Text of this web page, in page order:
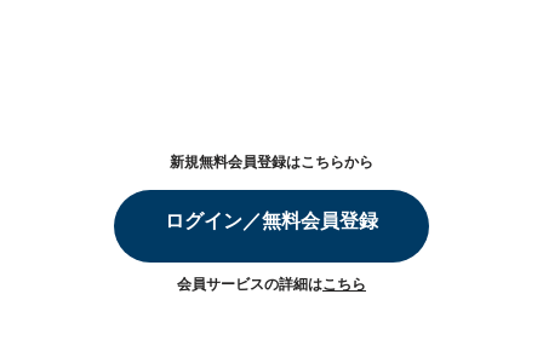
新規無料会員登録はこちらから
ログイン／無料会員登録
会員サービスの詳細はこちら